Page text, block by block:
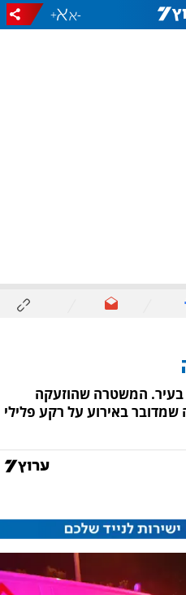
-
+
חיים בעיר. המשטרה שהוזעקה
באירוע על רקע פלילי